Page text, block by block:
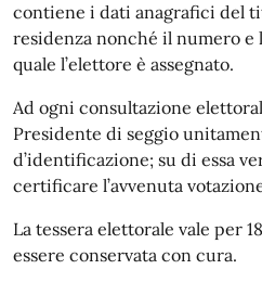
contiene i dati anagrafici del
residenza nonché il numero e
quale l’elettore è assegnato.
Ad ogni consultazione
Presidente di seggio
d’identificazione; su di essa
certificare l’avvenuta
La tessera elettorale vale per
essere conservata con cura.